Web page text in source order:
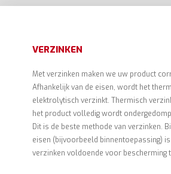
VERZINKEN
Met verzinken maken we uw product
Afhankelijk van de eisen, wordt het
elektrolytisch verzinkt. Thermisch
het product volledig wordt
Dit is de beste methode van verzinken.
eisen (bijvoorbeeld binnentoepassing)
verzinken voldoende voor bescherming